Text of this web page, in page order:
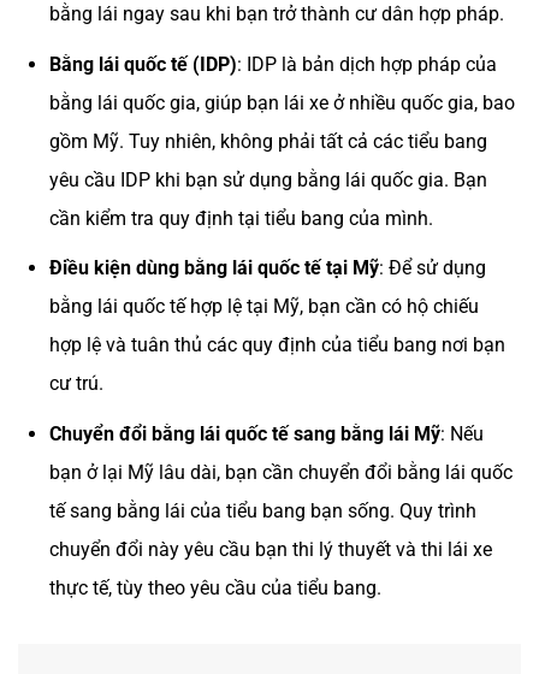
bằng lái ngay sau khi bạn trở thành cư dân hợp pháp.
Bằng lái quốc tế (IDP): IDP là bản dịch hợp pháp của
bằng lái quốc gia, giúp bạn lái xe ở nhiều quốc gia, bao
gồm Mỹ. Tuy nhiên, không phải tất cả các tiểu bang
yêu cầu IDP khi bạn sử dụng bằng lái quốc gia. Bạn
cần kiểm tra quy định tại tiểu bang của mình.
Điều kiện dùng bằng lái quốc tế tại Mỹ: Để sử dụng
bằng lái quốc tế hợp lệ tại Mỹ, bạn cần có hộ chiếu
hợp lệ và tuân thủ các quy định của tiểu bang nơi bạn
cư trú.
Chuyển đổi bằng lái quốc tế sang bằng lái Mỹ: Nếu
bạn ở lại Mỹ lâu dài, bạn cần chuyển đổi bằng lái quốc
tế sang bằng lái của tiểu bang bạn sống. Quy trình
chuyển đổi này yêu cầu bạn thi lý thuyết và thi lái xe
thực tế, tùy theo yêu cầu của tiểu bang.